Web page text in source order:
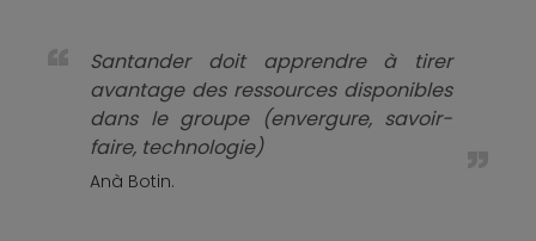
Santander doit apprendre à tirer
avantage des ressources disponibles
dans le groupe (envergure, savoir-
faire, technologie)
Anà Botin.